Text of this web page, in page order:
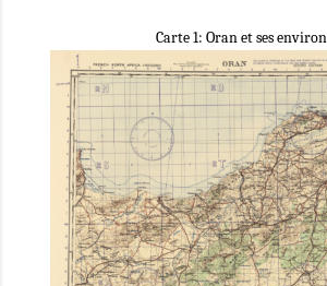
Carte 1: Oran et ses